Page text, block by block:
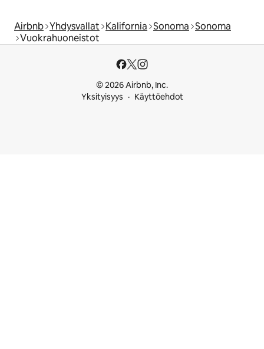
Airbnb Yhdysvallat Kalifornia Sonoma Sonoma
Vuokrahuoneistot
© 2026 Airbnb, Inc.
Yksityisyys
Käyttöehdot